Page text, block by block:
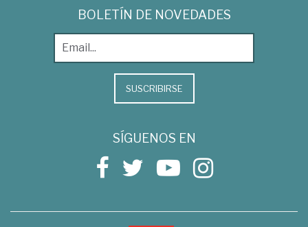
BOLETÍN DE NOVEDADES
SUSCRIBIRSE
SÍGUENOS EN